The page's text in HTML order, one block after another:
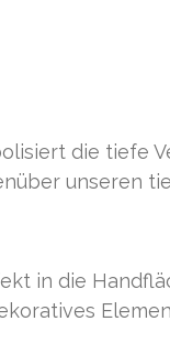
die tiefe
unseren
in die